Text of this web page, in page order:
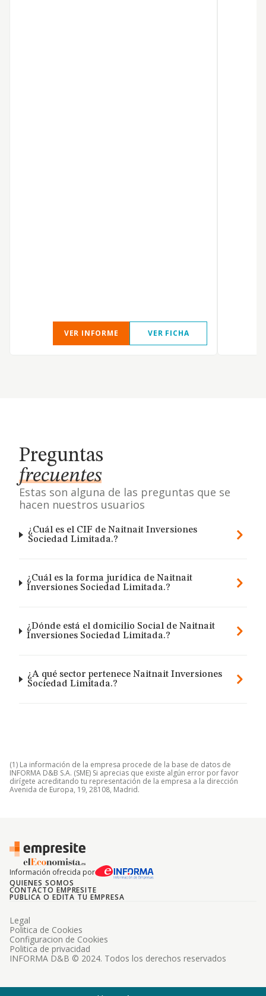
VER INFORME VER FICHA
Preguntas
frecuentes
Estas son alguna de las preguntas que se
hacen nuestros usuarios
¿Cuál es el CIF de Naitnait Inversiones
Sociedad Limitada.?
¿Cuál es la forma jurídica de Naitnait
Inversiones Sociedad Limitada.?
¿Dónde está el domicilio Social de Naitnait
Inversiones Sociedad Limitada.?
¿A qué sector pertenece Naitnait Inversiones
Sociedad Limitada.?
(1) La información de la empresa procede de la base de datos de
INFORMA D&B S.A. (SME) Si aprecias que existe algún error por favor
dirígete acreditando tu representación de la empresa a la dirección
Avenida de Europa, 19, 28108, Madrid.
Información ofrecida por
QUIENES SOMOS
CONTACTO EMPRESITE
PUBLICA O EDITA TU EMPRESA
INFORMA D&B © 2024. Todos los derechos reservados
Legal
Politica de Cookies
Configuracion de Cookies
Politica de privacidad